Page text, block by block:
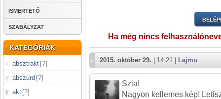
ISMERTETŐ
SZABÁLYZAT
KATEGÓRIÁK
absztrakt [?]
abszurd [?]
akt [?]
Ha még nincs
2015. október 29. | 14:21 | Lajmo
Szia!
Nagyon kellemes kép!